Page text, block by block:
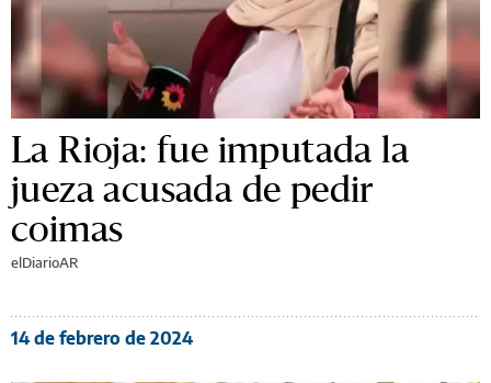
La Rioja: fue imputada la
jueza acusada de pedir
coimas
elDiarioAR
14 de febrero de 2024